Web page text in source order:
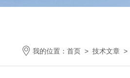
我的位置： 首页 > 技术文章 >